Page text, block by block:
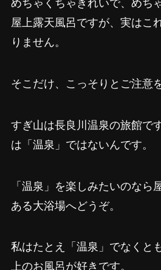
めちゃくちゃきれいで、めち
屋上露天風呂ですが、実はこ
りません。
そこだけ、こっそりとご注意を
すぎ山は長良川温泉の旅館で
は「温泉」ではないんです。
「温泉」を楽しみたいのなら
ある大浴場へどうぞ。
私はたとえ「温泉」でなくと
上のお風呂が好きです。